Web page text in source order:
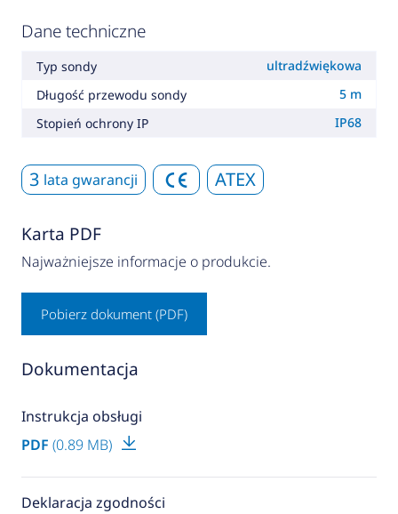
Dane techniczne
Typ sondy
ultradźwiękowa
Długość przewodu sondy
5 m
Stopień ochrony IP
IP68
3 lata gwarancji ATEX
Karta PDF
Najważniejsze informacje o produkcie.
Pobierz dokument (PDF)
Dokumentacja
Instrukcja obsługi
PDF (0.89 MB)
Deklaracja zgodności